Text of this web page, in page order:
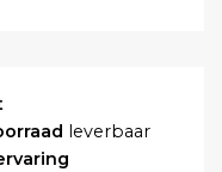
leverbaar